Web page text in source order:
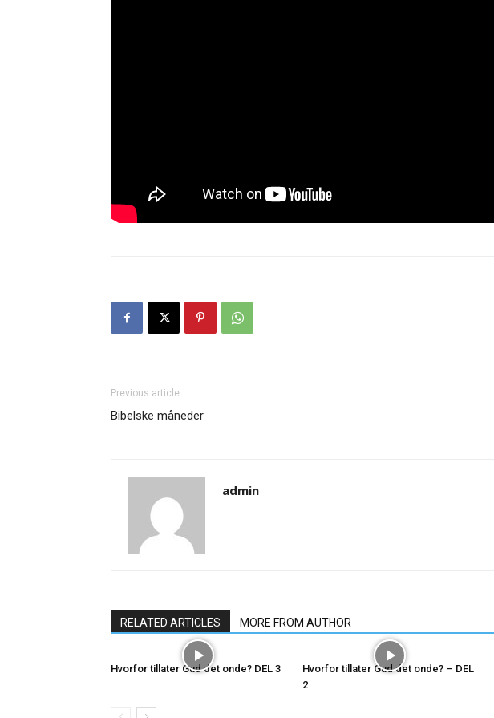
Previous article
Bibelske måneder
admin
RELATED ARTICLES MORE FROM AUTHOR
Hvorfor tillater Gud det onde? DEL 3
Hvorfor tillater Gud det onde? – DEL
2